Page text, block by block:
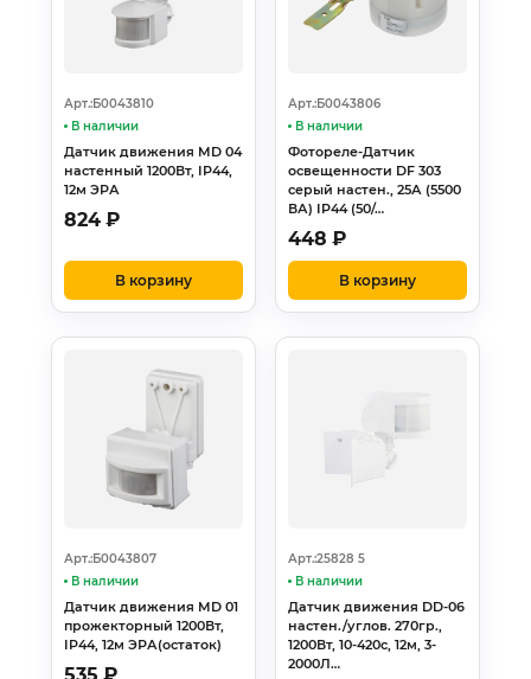
Арт.:Б0043810
В наличии
Датчик движения MD 04
настенный 1200Вт, IP44,
12м ЭРА
824 ₽
В корзину
Арт.:Б0043806
В наличии
Фотореле-Датчик
освещенности DF 303
серый настен., 25А (5500
ВА) IP44 (50/…
448 ₽
В корзину
Арт.:Б0043807
В наличии
Датчик движения MD 01
прожекторный 1200Вт,
IP44, 12м ЭРА(остаток)
Арт.:25828 5
В наличии
Датчик движения DD-06
настен./углов. 270гр.,
1200Вт, 10-420с, 12м, 3-
2000Л…